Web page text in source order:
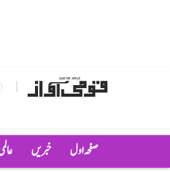
صفحہ اول خبریں